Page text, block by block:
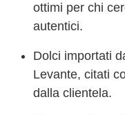
ottimi per chi
autentici.
Dolci importati
Levante, citati
dalla clientela.